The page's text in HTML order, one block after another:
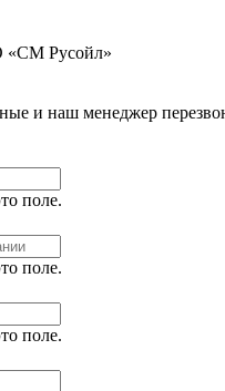
«СМ Русойл»
и наш менеджер
поле.
поле.
поле.